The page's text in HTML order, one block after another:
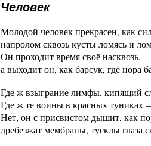
Человек
Молодой человек прекрасен, как
напролом сквозь кусты ломясь и
Он проходит время своё насквозь,
а выходит он, как барсук, где нора
Где ж взыграние лимфы, кипящий
Где ж те воины в красных туниках
Нет, он с присвистом дышит, как
дребезжат мембраны, тусклы глаза